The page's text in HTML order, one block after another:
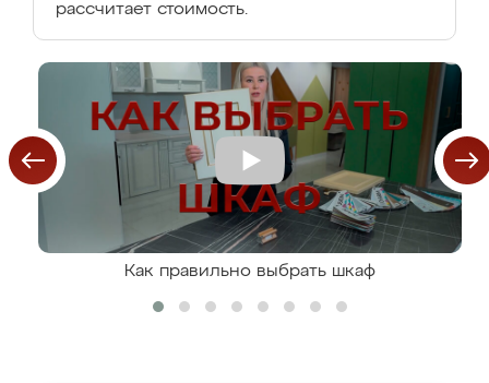
рассчитает стоимость.
Как правильно выбрать шкаф